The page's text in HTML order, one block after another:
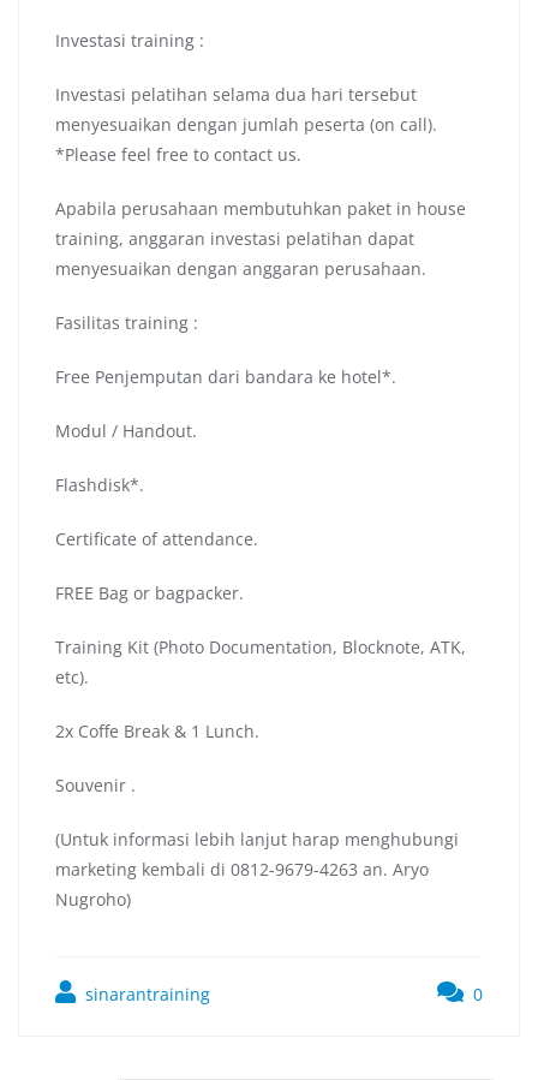
Investasi training :
Investasi pelatihan selama dua hari tersebut
menyesuaikan dengan jumlah peserta (on call).
*Please feel free to contact us.
Apabila perusahaan membutuhkan paket in house
training, anggaran investasi pelatihan dapat
menyesuaikan dengan anggaran perusahaan.
Fasilitas training :
Free Penjemputan dari bandara ke hotel*.
Modul / Handout.
Flashdisk*.
Certificate of attendance.
FREE Bag or bagpacker.
Training Kit (Photo Documentation, Blocknote, ATK,
etc).
2x Coffe Break & 1 Lunch.
Souvenir .
(Untuk informasi lebih lanjut harap menghubungi
marketing kembali di 0812-9679-4263 an. Aryo
Nugroho)
sinarantraining 0